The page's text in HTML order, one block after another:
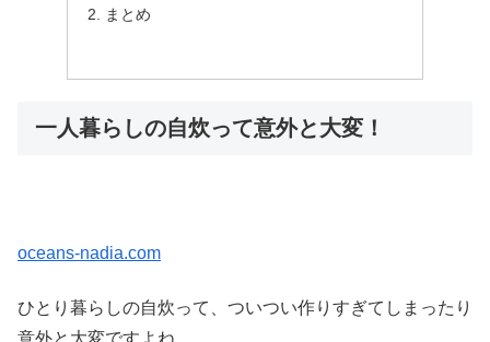
まとめ
一人暮らしの自炊って意外と大変！
oceans-nadia.com
ひとり暮らしの自炊って、ついつい作りすぎてしまったり
意外と大変ですよね。